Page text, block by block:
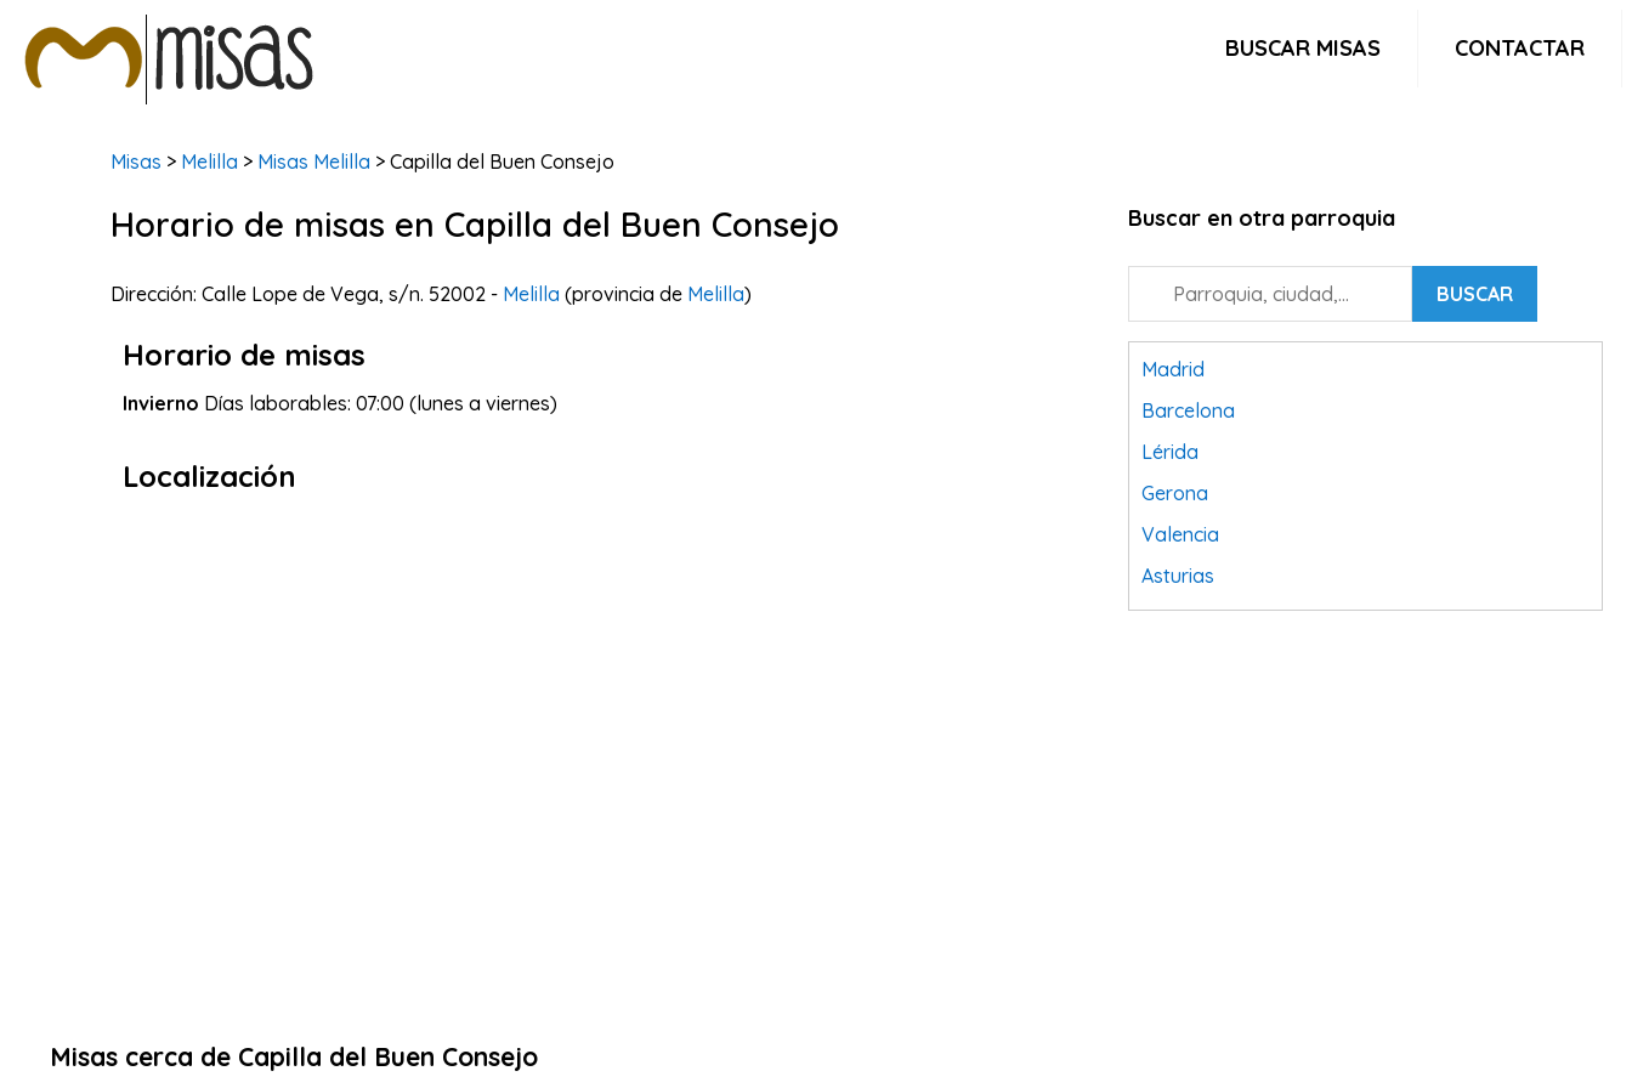
BUSCAR MISAS CONTACTAR
Misas > Melilla > Misas Melilla > Capilla del Buen Consejo
Horario de misas en Capilla del Buen Consejo
Dirección: Calle Lope de Vega, s/n. 52002 - Melilla (provincia de Melilla)
Horario de misas
Invierno Días laborables: 07:00 (lunes a viernes)
Localización
Buscar en otra parroquia
BUSCAR
Madrid
Barcelona
Lérida
Gerona
Valencia
Asturias
Tarragona
Misas cerca de Capilla del Buen Consejo